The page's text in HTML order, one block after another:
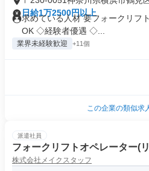
日給1万2500円以上
求めている人材 要フォークリフ
OK ◇経験者優遇 ◇...
業界未経験歓迎 +11個
この企業の類似求
派遣社員
フォークリフトオペレーター(
株式会社メイクスタッフ